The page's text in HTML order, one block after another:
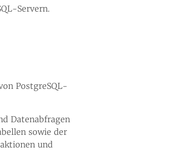
Servern.
PostgreSQL-
Datenabfragen
sowie der
und